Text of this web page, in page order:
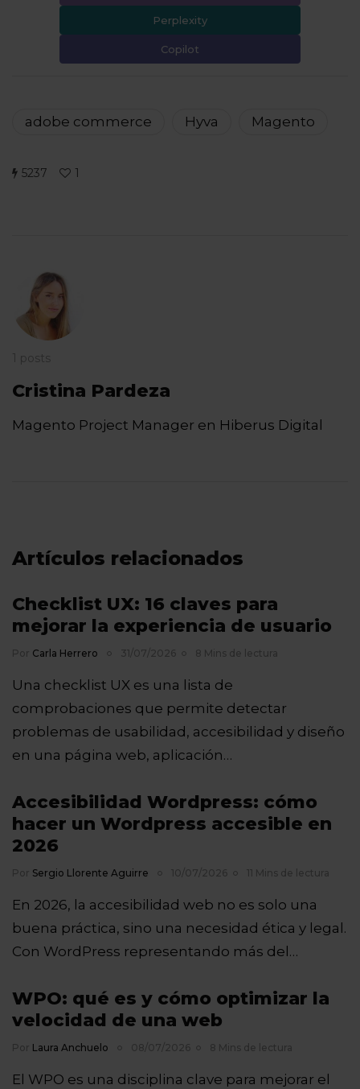
Perplexity
Copilot
adobe commerce Hyva Magento
5237 1
1 posts
Cristina Pardeza
Magento Project Manager en Hiberus Digital
Artículos relacionados
Checklist UX: 16 claves para
mejorar la experiencia de usuario
Por Carla Herrero 31/07/2026 8 Mins de lectura
Una checklist UX es una lista de
comprobaciones que permite detectar
problemas de usabilidad, accesibilidad y diseño
en una página web, aplicación…
Accesibilidad Wordpress: cómo
hacer un Wordpress accesible en
2026
Por Sergio Llorente Aguirre 10/07/2026 11 Mins de lectura
En 2026, la accesibilidad web no es solo una
buena práctica, sino una necesidad ética y legal.
Con WordPress representando más del…
WPO: qué es y cómo optimizar la
velocidad de una web
Por Laura Anchuelo 08/07/2026 8 Mins de lectura
El WPO es una disciplina clave para mejorar el